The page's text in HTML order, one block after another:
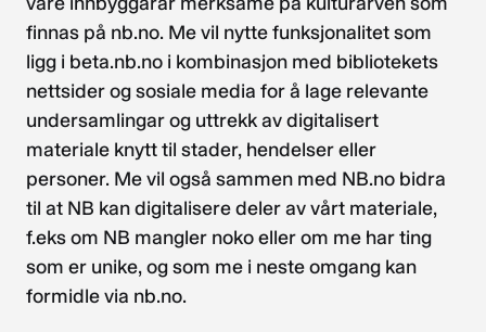
finnas på nb.no. Me vil nytte funksjonalitet som
ligg i beta.nb.no i kombinasjon med bibliotekets
nettsider og sosiale media for å lage relevante
undersamlingar og uttrekk av digitalisert
materiale knytt til stader, hendelser eller
personer. Me vil også sammen med NB.no bidra
til at NB kan digitalisere deler av vårt materiale,
f.eks om NB mangler noko eller om me har ting
som er unike, og som me i neste omgang kan
formidle via nb.no.